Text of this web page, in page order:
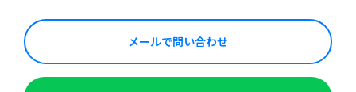
メールで問い合わせ